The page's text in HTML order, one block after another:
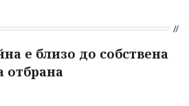
е близо до собствена
отбрана